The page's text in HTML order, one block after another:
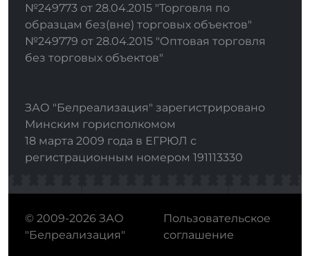
№249773 от 28.04.2015 "Торговля по
образцам без(вне) торговых объектов"
№249779 от 28.04.2015 "Оптовая торговля
без торговых объектов"
ЗАО "Белреализация" зарегистрировано
Минским горисполкомом
18 марта 2009 года в ЕГРЮЛ с
регистрационным номером 191113330
© 2009-2026 ЗАО
"Белреализация"
Пользовательское
соглашение